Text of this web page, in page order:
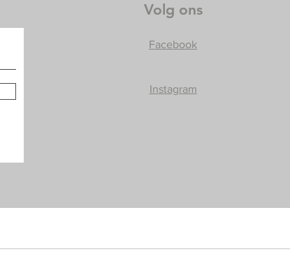
Volg ons
Facebook
Instagram